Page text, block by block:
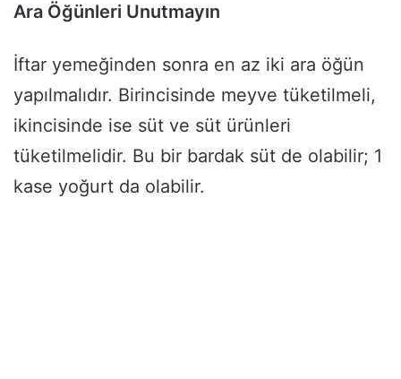
Ara Öğünleri Unutmayın
İftar yemeğinden sonra en az iki ara öğün
yapılmalıdır. Birincisinde meyve tüketilmeli,
ikincisinde ise süt ve süt ürünleri
tüketilmelidir. Bu bir bardak süt de olabilir; 1
kase yoğurt da olabilir.